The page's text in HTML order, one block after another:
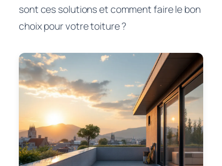
sont ces solutions et comment faire le bon
choix pour votre toiture ?